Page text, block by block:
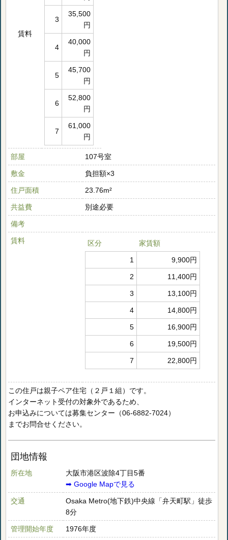
賃料
3
35,500
円
4
40,000
円
5
45,700
円
6
52,800
円
7
61,000
円
部屋 107号室
敷金 負担額×3
住戸面積 23.76m²
共益費 別途必要
備考
賃料 区分 家賃額
1 9,900円
2 11,400円
3 13,100円
4 14,800円
5 16,900円
6 19,500円
7 22,800円
この住戸は親子ペア住宅（２戸１組）です。
インターネット受付の対象外であるため、
お申込みについては募集センター（06-6882-7024）
までお問合せください。
団地情報
所在地
大阪市港区波除4丁目5番
➡︎ Google Mapで見る
交通
Osaka Metro(地下鉄)中央線「弁天町駅」徒歩
8分
管理開始年度 1976年度